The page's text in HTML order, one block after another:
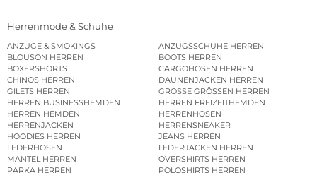
Herrenmode & Schuhe
ANZÜGE & SMOKINGS
ANZUGSSCHUHE HERREN
BLOUSON HERREN
BOOTS HERREN
BOXERSHORTS
CARGOHOSEN HERREN
CHINOS HERREN
DAUNENJACKEN HERREN
GILETS HERREN
GROSSE GRÖSSEN HERREN
HERREN BUSINESSHEMDEN
HERREN FREIZEITHEMDEN
HERREN HEMDEN
HERRENHOSEN
HERRENJACKEN
HERRENSNEAKER
HOODIES HERREN
JEANS HERREN
LEDERHOSEN
LEDERJACKEN HERREN
MÄNTEL HERREN
OVERSHIRTS HERREN
PARKA HERREN
POLOSHIRTS HERREN